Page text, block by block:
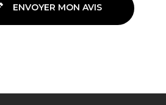
ENVOYER MON AVIS